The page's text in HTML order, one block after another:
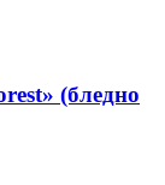
(бледно